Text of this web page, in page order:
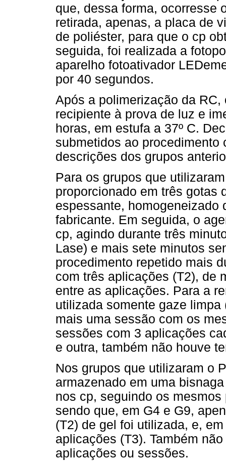
que, dessa forma, ocorresse
retirada, apenas, a placa de
de poliéster, para que o cp
seguida, foi realizada a
aparelho fotoativador
por 40 segundos.
Após a polimerização da
recipiente à prova de luz e
horas, em estufa a 37º C.
submetidos ao procedimento
descrições dos grupos
Para os grupos que
proporcionado em três gotas
espessante, homogeneizado
fabricante. Em seguida, o
cp, agindo durante três
Lase) e mais sete minutos
procedimento repetido mais
com três aplicações (T2), de
entre as aplicações. Para a
utilizada somente gaze
mais uma sessão com os
sessões com 3 aplicações
e outra, também não houve
Nos grupos que utilizaram o
armazenado em uma
nos cp, seguindo os
sendo que, em G4 e G9,
(T2) de gel foi utilizada, e,
aplicações (T3). Também
aplicações ou sessões.